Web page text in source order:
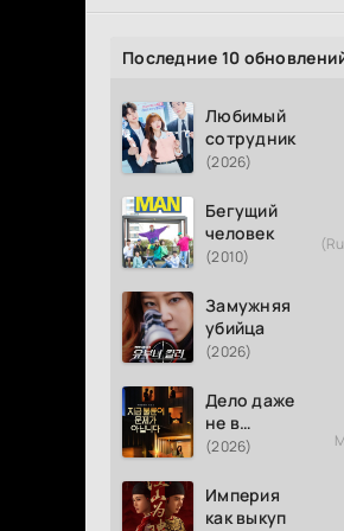
Последние 10
Любимый
сотрудник
(2026)
Бегущий
человек
(2010)
Замужняя
убийца
(2026)
Дело даже
не в
измене
(2026)
Империя
как выкуп